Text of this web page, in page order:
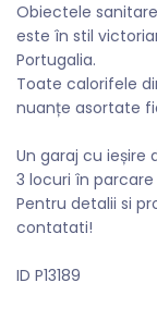
Obiectele
este în stil
Portugalia.
Toate calorifele
nuanțe asortate
Un garaj cu ieșire
3 locuri în
Pentru detalii si
contatati!
ID P13189